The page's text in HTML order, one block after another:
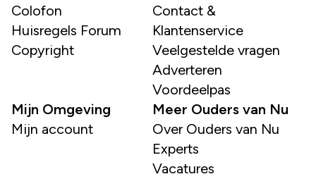
Colofon
Huisregels Forum
Copyright
Contact &
Klantenservice
Veelgestelde vragen
Adverteren
Voordeelpas
Mijn Omgeving
Mijn account
Meer Ouders van Nu
Over Ouders van Nu
Experts
Vacatures